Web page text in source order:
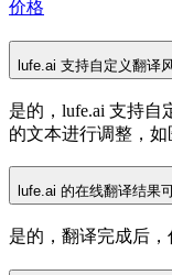
价格
lufe.ai 支持自定义翻译
是的，lufe.ai 支持
的文本进行调整，
lufe.ai 的在线翻译结果
是的，翻译完成后，